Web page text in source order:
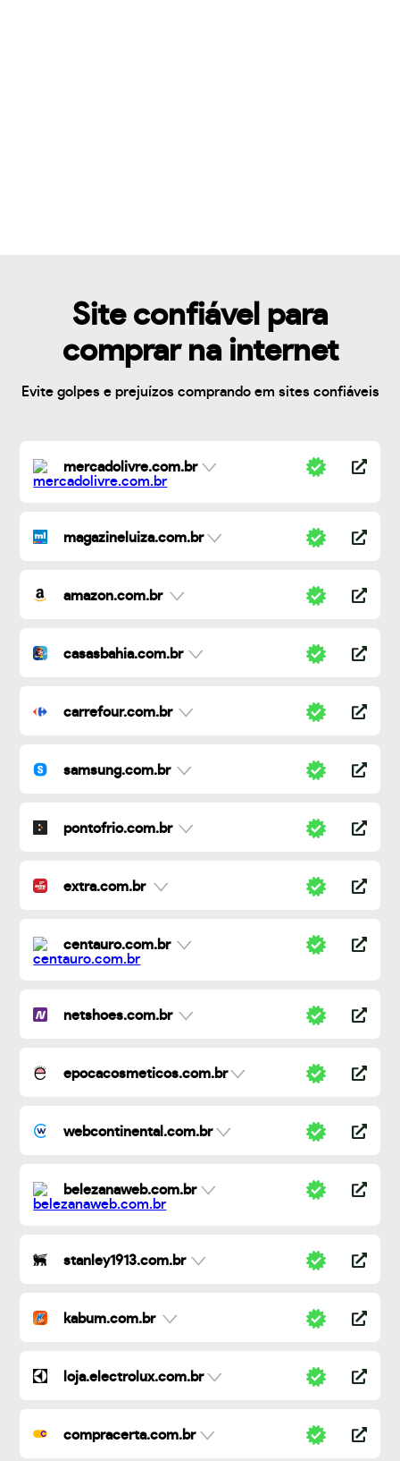
Site confiável para
comprar na internet
Evite golpes e prejuízos comprando em sites confiáveis
mercadolivre.com.br
magazineluiza.com.br
amazon.com.br
casasbahia.com.br
carrefour.com.br
samsung.com.br
pontofrio.com.br
extra.com.br
centauro.com.br
netshoes.com.br
epocacosmeticos.com.br
webcontinental.com.br
belezanaweb.com.br
stanley1913.com.br
kabum.com.br
loja.electrolux.com.br
compracerta.com.br